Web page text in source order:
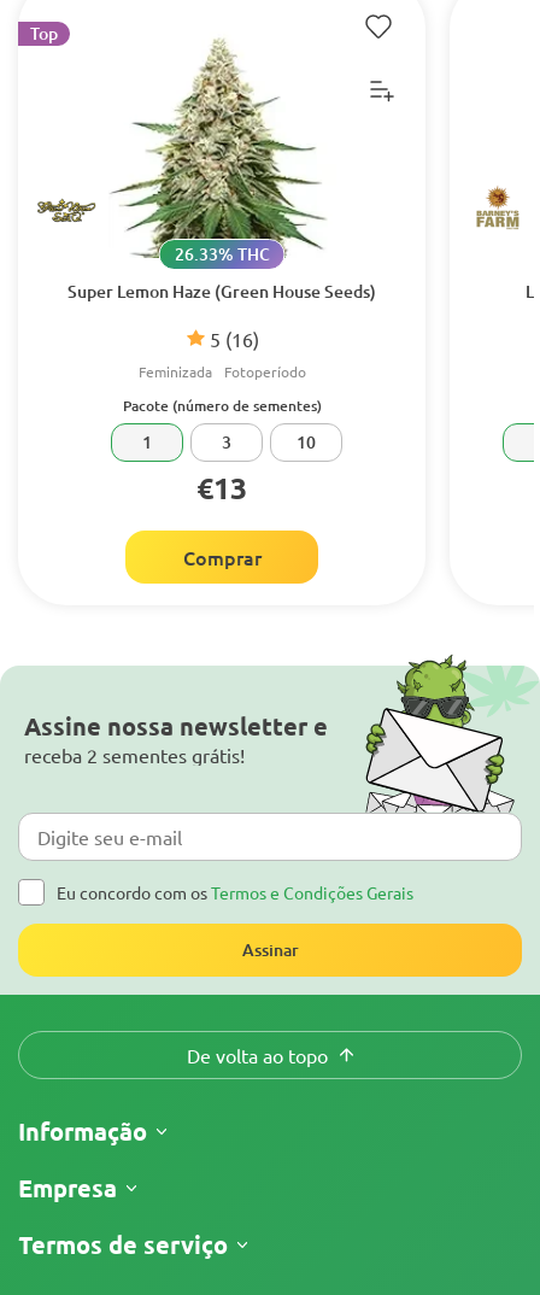
Super Lemon Haze (Green House Seeds)
5 (16)
26.33% THC
Feminizada Fotoperíodo
Top
Pacote (número de sementes)
1 3 10
€13
Comprar
Assine nossa newsletter e
receba 2 sementes grátis!
Eu concordo com osTermos e Condições Gerais
Assinar
De volta ao topo
Informação
Envio
Política de Devolução
Empresa
Sobre nós
Termos de serviço